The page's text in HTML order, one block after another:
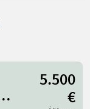
5.500
€